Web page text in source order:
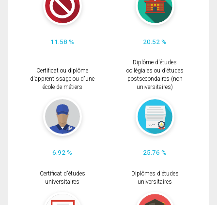
11.58 % 20.52 %
Certificat ou diplôme
d'apprentissage ou d'une
école de métiers
6.92 %
Diplôme d'études
collégiales ou d'études
postsecondaires (non
universitaires)
25.76 %
Certificat d'études
universitaires
Diplômes d'études
universitaires